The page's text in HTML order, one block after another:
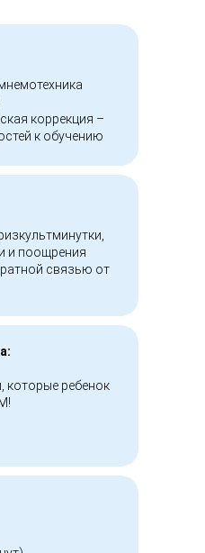
коррекция –
к обучению
и поощрения
связью от
которые ребенок